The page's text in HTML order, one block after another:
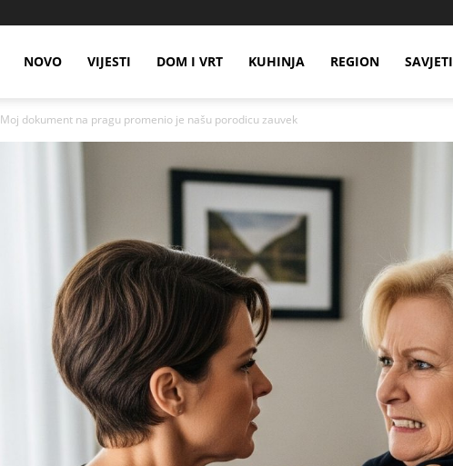
NOVO VIJESTI DOM I VRT KUHINJA REGION SAVJETI
Moj dokument na pragu promenio je našu porodicu zauvek